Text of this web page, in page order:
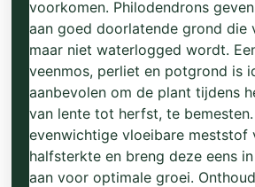
voorkomen. Philodendrons
aan goed doorlatende grond die
maar niet waterlogged wordt.
veenmos, perliet en potgrond is
aanbevolen om de plant tijdens
van lente tot herfst, te
evenwichtige vloeibare meststof
halfsterkte en breng deze eens
aan voor optimale groei.